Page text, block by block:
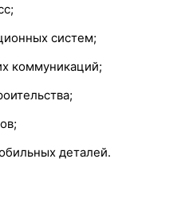
систем;
коммуникаций;
деталей.